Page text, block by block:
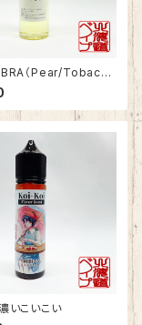
（Pear/Tobacc
いこいこい